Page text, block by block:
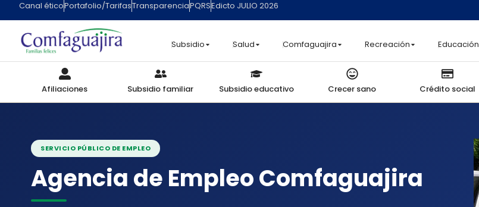
contenido
Canal éticoPortafolio/TarifasTransparenciaPQRSEdicto JULIO 2026
Subsidio Salud Comfaguajira Recreación Educación
Afiliaciones Subsidio familiar Subsidio educativo Crecer sano Crédito social
SERVICIO PÚBLICO DE EMPLEO
Agencia de Empleo Comfaguajira